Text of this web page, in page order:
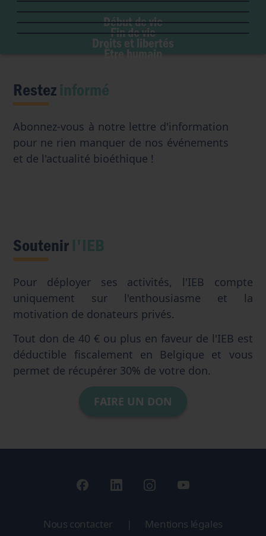
Début de vieGPA
Avortement
Fin de vie
Euthanasie
Don d'organes
Droits et libertés
Liberté de conscience
Liberté institutionnelle
Accès aux origines
Être humain
Genre & sexualité
Eugénisme
Transhumanisme
Restezinformé
Abonnez-vous à notre lettre d'information
pour ne rien manquer de nos événements
et de l'actualité bioéthique !
Soutenirl'IEB
Pour déployer ses activités, l'IEB compte
uniquement sur l'enthousiasme et la
motivation de donateurs privés.
Tout don de 40 € ou plus en faveur de l'IEB est
déductible fiscalement en Belgique et vous
permet de récupérer 30% de votre don.
FAIRE UN DON
Nous contacter | Mentions légales